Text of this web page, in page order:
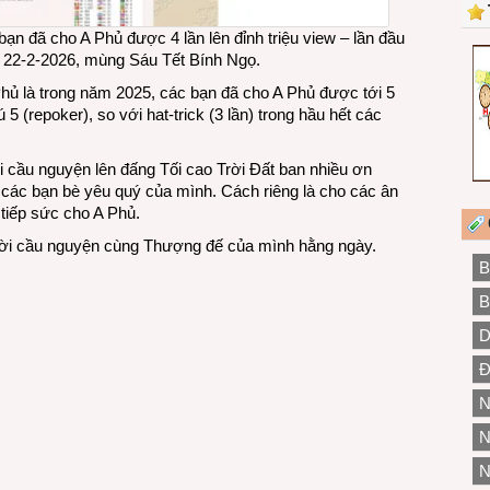
đã cho A Phủ được 4 lần lên đỉnh triệu view – lần đầu
2-2026, mùng Sáu Tết Bính Ngọ.
là trong năm 2025, các bạn đã cho A Phủ được tới 5
5 (repoker), so với hat-trick (3 lần) trong hầu hết các
nguyện lên đấng Tối cao Trời Đất ban nhiều ơn
bạn bè yêu quý của mình. Cách riêng là cho các ân
sức cho A Phủ.
cầu nguyện cùng Thượng đế của mình hằng ngày.